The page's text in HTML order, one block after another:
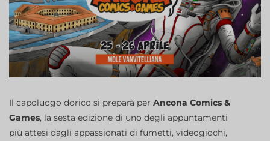
Il capoluogo dorico si preparà per Ancona Comics &
Games, la sesta edizione di uno degli appuntamenti
più attesi dagli appassionati di fumetti, videogiochi,